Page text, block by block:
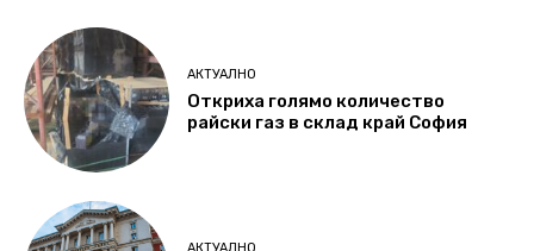
АКТУАЛНО
Откриха голямо количество
райски газ в склад край София